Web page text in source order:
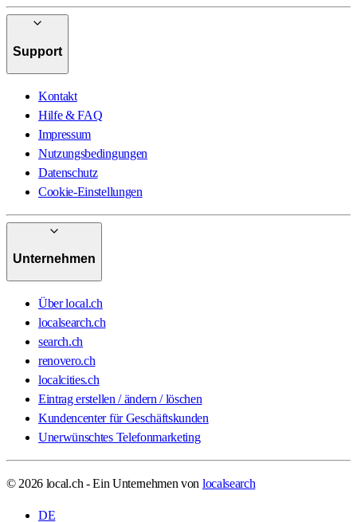
Support
Kontakt
Hilfe & FAQ
Impressum
Nutzungsbedingungen
Datenschutz
Cookie-Einstellungen
Unternehmen
Über local.ch
localsearch.ch
search.ch
renovero.ch
localcities.ch
Eintrag erstellen / ändern / löschen
Kundencenter für Geschäftskunden
Unerwünschtes Telefonmarketing
© 2026 local.ch - Ein Unternehmen von localsearch
DE